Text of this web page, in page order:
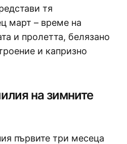
тя
март – време на
и пролетта, белязано
и капризно
на зимните
първите три месеца